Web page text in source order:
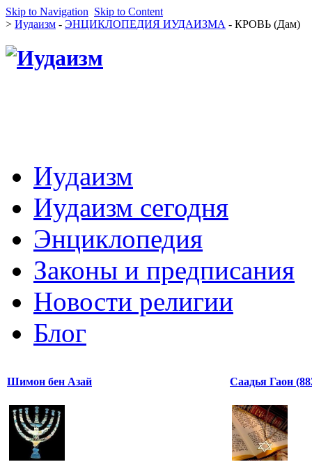
Skip to Navigation Skip to Content
> Иудаизм - ЭНЦИКЛОПЕДИЯ ИУДАИЗМА - КРОВЬ (Дам)
Иудаизм
Иудаизм сегодня
Энциклопедия
Законы и предписания
Новости религии
Блог
Шимон бен Азай Саадья Гаон